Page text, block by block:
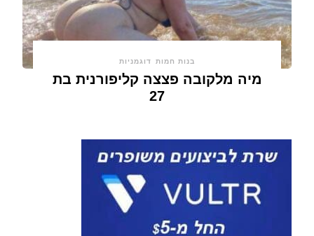
בנות חמות דוגמניות
מיה מלקובה פצצה קליפורנית בת
27